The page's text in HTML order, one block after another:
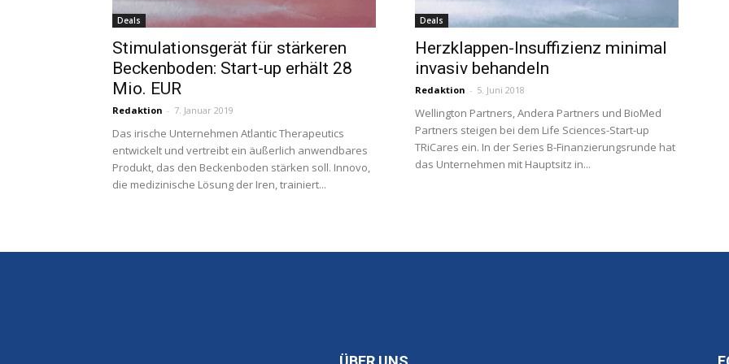
Deals
Stimulationsgerät für stärkeren
Beckenboden: Start-up erhält 28
Mio. EUR
Redaktion - 7. Januar 2019
Das irische Unternehmen Atlantic Therapeutics
entwickelt und vertreibt ein äußerlich anwendbares
Produkt, das den Beckenboden stärken soll. Innovo,
die medizinische Lösung der Iren, trainiert...
Deals
Herzklappen-Insuffizienz minimal
invasiv behandeln
Redaktion - 5. Juni 2018
Wellington Partners, Andera Partners und BioMed
Partners steigen bei dem Life Sciences-Start-up
TRiCares ein. In der Series B-Finanzierungsrunde hat
das Unternehmen mit Hauptsitz in...